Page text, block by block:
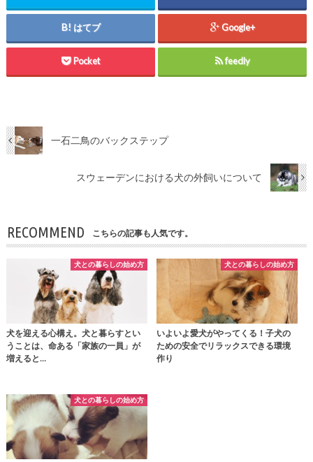
はてブ Google+
Pocket feedly
一石二鳥のバックステップ
スウェーデンにおける犬の外飼いについて
RECOMMEND こちらの記事も人気です。
犬との暮らしの始め方
犬を迎える心構え。犬と暮らすとい
うことは、命ある「家族の一員」が
増えると…
犬との暮らしの始め方
いよいよ愛犬がやってくる！子犬の
ための安全でリラックスできる環境
作り
犬との暮らしの始め方